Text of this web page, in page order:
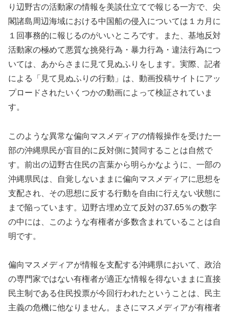
り辺野古の活動家の情報を美談仕立てで報じる一方で、尖
閣諸島周辺海域における中国船の侵入については１カ月に
１回事務的に報じるのがいいところです。また、基地反対
活動家の極めて悪質な挑発行為・暴力行為・違法行為につ
いては、あからさまに見て見ぬふりをします。実際、記者
による「見て見ぬふりの行動」は、動画投稿サイトにアッ
プロードされたいくつかの動画によって検証されていま
す。
このような異常な偏向マスメディアの情報操作を受けた一
部の沖縄県民が盲目的に反対側に賛同することは自然で
す。前出の辺野古住民の言葉から明らかなように、一部の
沖縄県民は、自覚しないままに偏向マスメディアに思想を
支配され、その思想に反する行動を自由に行えない状態に
まで陥っています。辺野古埋め立て反対の37.65％の数字
の中には、このような有権者が多数含まれていることは自
明です。
偏向マスメディアが情報を支配する沖縄県において、政治
の専門家ではない有権者が適正な情報を得ないままに直接
民主制である住民投票が今回行われたということは、民主
主義の危機に他なりません。まさにマスメディアが有権者